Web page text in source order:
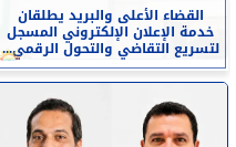
القضاء الأعلى والبريد يطلقان
خدمة الإعلان الإلكتروني المسجل
لتسريع التقاضي والتحول الرقمي...